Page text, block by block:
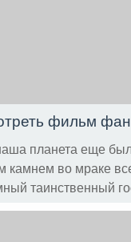
фильм
планета еще
камнем во мраке
таинственный